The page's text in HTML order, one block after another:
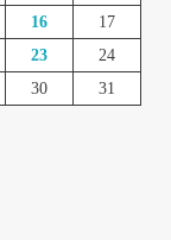
16
17
23
24
30 31